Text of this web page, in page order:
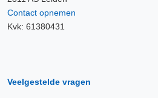
Contact opnemen
Kvk: 61380431
Veelgestelde vragen